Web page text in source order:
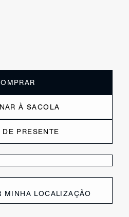
À SACOLA
DE PRESENTE
MINHA LOCALIZAÇÃO